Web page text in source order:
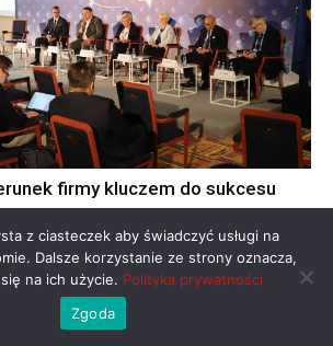
firmy kluczem do sukcesu
z ciasteczek aby świadczyć usługi na
Dalsze korzystanie ze strony oznacza,
na ich użycie. Polityka prywatności
Zgoda